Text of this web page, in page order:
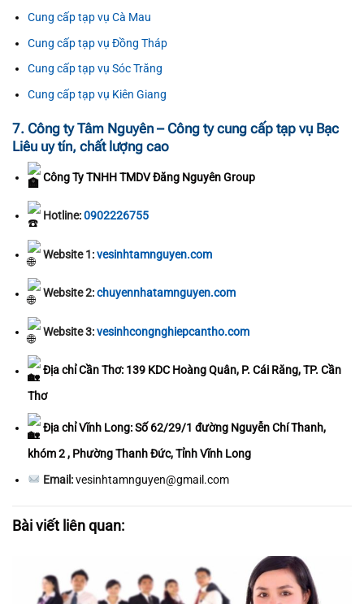
Cung cấp tạp vụ Cà Mau
Cung cấp tạp vụ Đồng Tháp
Cung cấp tạp vụ Sóc Trăng
Cung cấp tạp vụ Kiên Giang
7. Công ty Tâm Nguyên – Công ty cung cấp tạp vụ Bạc
Liêu uy tín, chất lượng cao
Công Ty TNHH TMDV Đăng Nguyên Group
Hotline:0902226755
Website 1:vesinhtamnguyen.com
Website 2:chuyennhatamnguyen.com
Website 3:vesinhcongnghiepcantho.com
Địa chỉ Cần Thơ: 139 KDC Hoàng Quân, P. Cái Răng, TP. Cần
Thơ
Địa chỉ Vĩnh Long: Số 62/29/1 đường Nguyễn Chí Thanh,
khóm 2 , Phường Thanh Đức, Tỉnh Vĩnh Long
Email:vesinhtamnguyen@gmail.com
Bài viết liên quan: